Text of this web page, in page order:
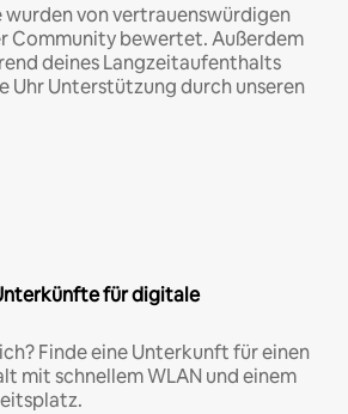
von vertrauenswürdigen
Community bewertet. Außerdem
deines Langzeitaufenthalts
Uhr Unterstützung durch unseren
für digitale
Finde eine Unterkunft für einen
mit schnellem WLAN und einem